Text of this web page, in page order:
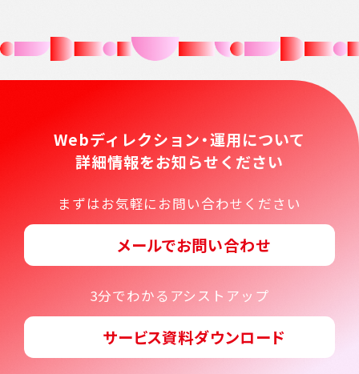
Webディレクション・運用について
詳細情報をお知らせください
まずはお気軽にお問い合わせください
メールでお問い合わせ
3分でわかるアシストアップ
サービス資料ダウンロード